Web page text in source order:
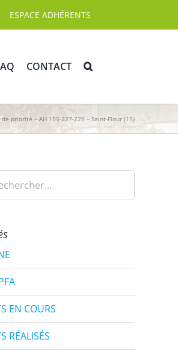
ESPACE ADHÉRENTS
CONTACT
priorité – AH 155-227-229 – Saint-Flour (15)
EN COURS
RÉALISÉS